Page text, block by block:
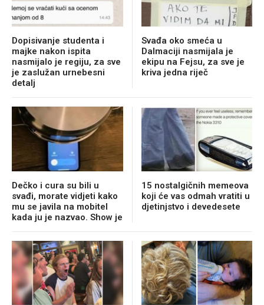
Dopisivanje studenta i
majke nakon ispita
nasmijalo je regiju, za sve
je zaslužan urnebesni
detalj
Svađa oko smeća u
Dalmaciji nasmijala je
ekipu na Fejsu, za sve je
kriva jedna riječ
Dečko i cura su bili u
svađi, morate vidjeti kako
mu se javila na mobitel
kada ju je nazvao. Show je
15 nostalgičnih memeova
koji će vas odmah vratiti u
djetinjstvo i devedesete